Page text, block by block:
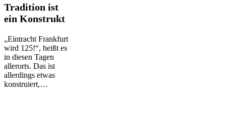
Tradition
ist
ein
Tradition ist
ein Konstrukt
„Eintracht Frankfurt
wird 125!“, heißt es
in diesen Tagen
allerorts. Das ist
allerdings etwas
konstruiert,…